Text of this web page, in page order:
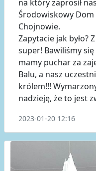
na który zaprosił
Środowiskowy
Chojnowie.
Zapytacie jak było?
super! Bawiliśmy
mamy puchar za
Balu, a nasz
królem!!!
nadzieję, że to jest
2023-01-20 12:16